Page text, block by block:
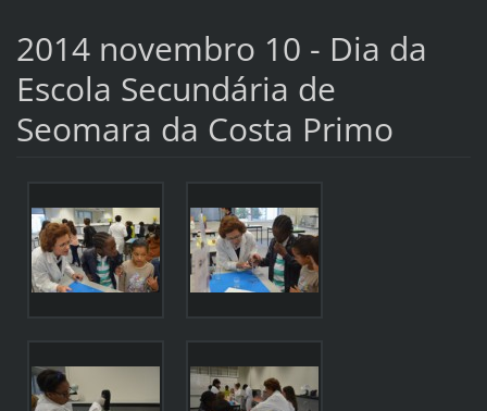
2014 novembro 10 - Dia da
Escola Secundária de
Seomara da Costa Primo